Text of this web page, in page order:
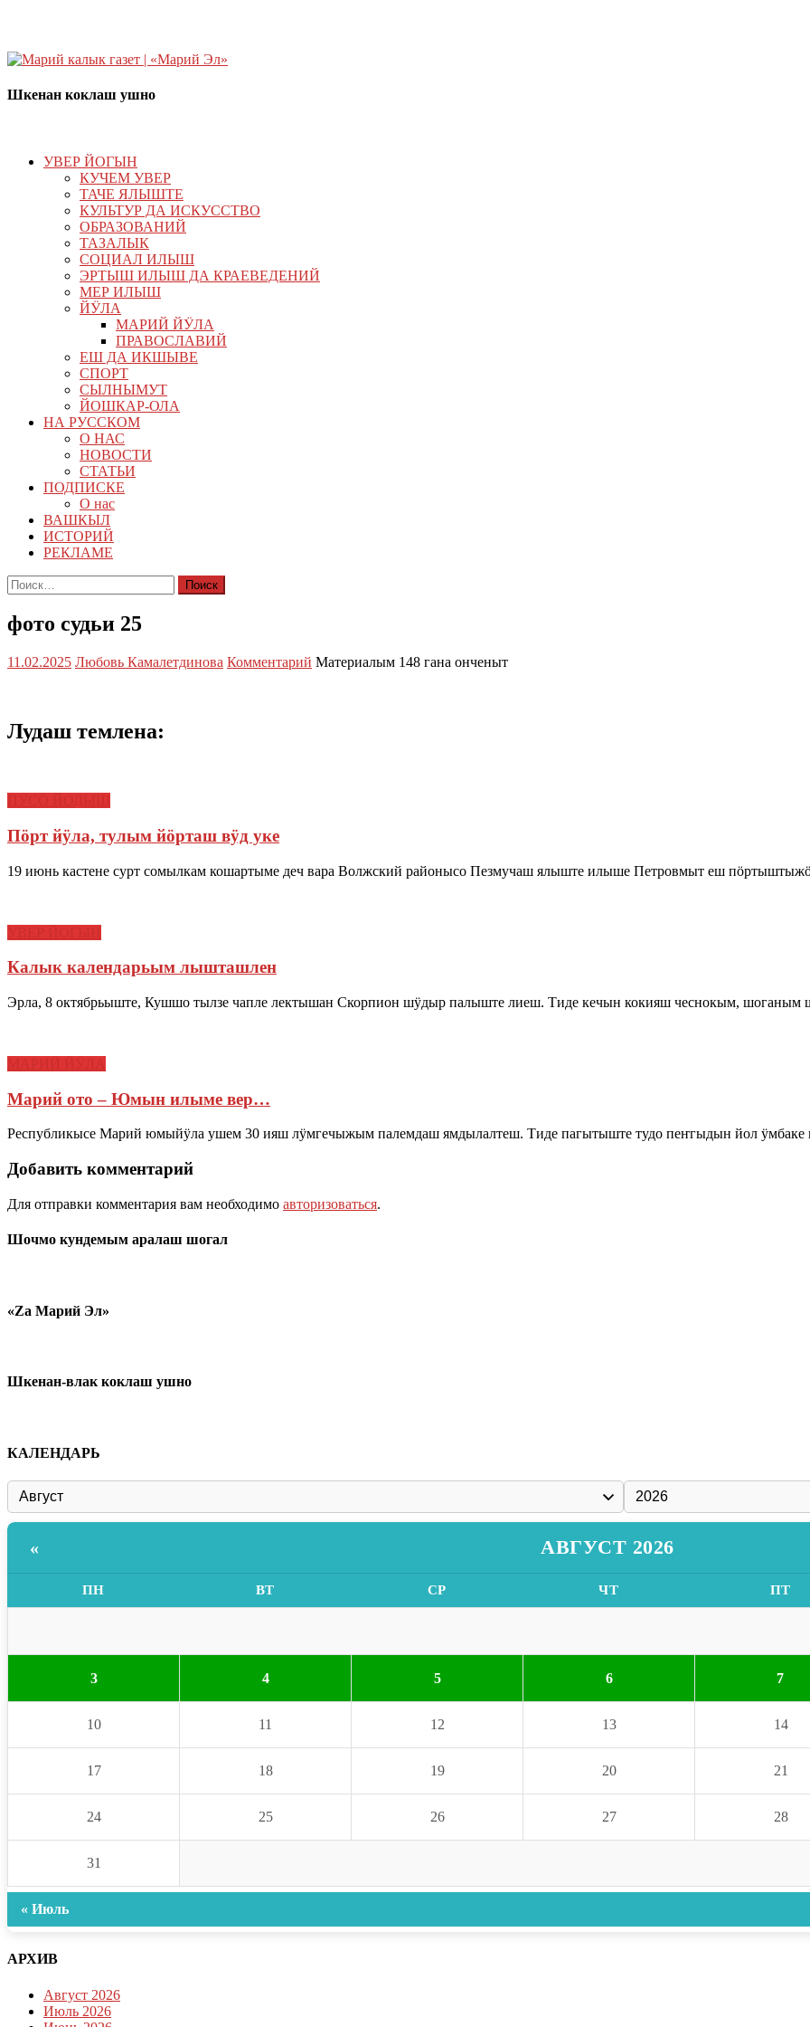
Шкенан коклаш ушно
УВЕР ЙОГЫН
КУЧЕМ УВЕР
ТАЧЕ ЯЛЫШТЕ
КУЛЬТУР ДА ИСКУССТВО
ОБРАЗОВАНИЙ
ТАЗАЛЫК
СОЦИАЛ ИЛЫШ
ЭРТЫШ ИЛЫШ ДА КРАЕВЕДЕНИЙ
МЕР ИЛЫШ
ЙӰЛА
МАРИЙ ЙӰЛА
ПРАВОСЛАВИЙ
ЕШ ДА ИКШЫВЕ
СПОРТ
СЫЛНЫМУТ
ЙОШКАР-ОЛА
НА РУССКОМ
О НАС
НОВОСТИ
СТАТЬИ
ПОДПИСКЕ
О нас
ВАШКЫЛ
ИСТОРИЙ
РЕКЛАМЕ
Найти:
фото судьи 25
11.02.2025 Любовь Камалетдинова Комментарий Материалым 148 гана онченыт
Лудаш темлена:
Пӧрт йӱла, тулым йӧрташ вӱд уке
19 июнь кастене сурт сомылкам кошартыме деч вара Волжский районысо Пезмучаш ялыште илыше Петровмыт еш
Калык календарьым лышташлен
Эрла, 8 октябрьыште, Кушшо тылзе чапле лектышан Скорпион шӱдыр палыште лиеш. Тиде кечын кокияш чеснокым, шоганым
Марий ото – Юмын илыме вер…
Республикысе Марий юмыйӱла ушем 30 ияш лӱмгечыжым палемдаш ямдылалтеш. Тиде пагытыште тудо пеҥгыдын йол
Добавить комментарий
Для отправки комментария вам необходимо авторизоваться.
Шочмо кундемым аралаш шогал
«Zа Марий Эл»
Шкенан-влак коклаш ушно
КАЛЕНДАРЬ
« АВГУСТ 2026
ПН ВТ СР ЧТ ПТ
3 4 5 6 7
10 11 12 13 14
17 18 19 20 21
24 25 26 27 28
31
« Июль
АРХИВ
Август 2026
Июль 2026